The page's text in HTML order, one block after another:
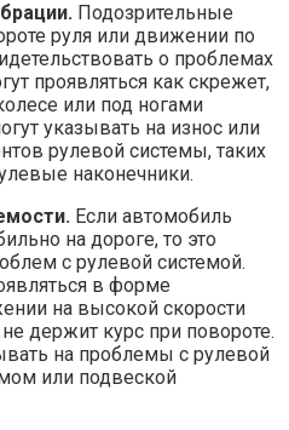
Подозрительные
руля или движении по
о проблемах
проявляться как скрежет,
или под ногами
указывать на износ или
рулевой системы, таких
наконечники.
Если автомобиль
на дороге, то это
с рулевой системой.
в форме
на высокой скорости
держит курс при повороте.
на проблемы с рулевой
или подвеской